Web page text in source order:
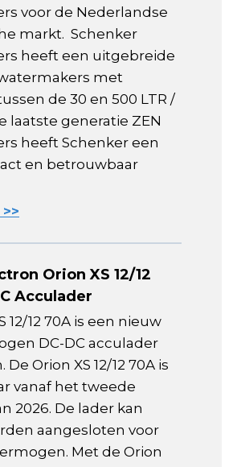
voor de Nederlandse
markt. Schenker
heeft een uitgebreide
met
de 30 en 500 LTR /
laatste generatie ZEN
heeft Schenker een
en betrouwbaar
Orion XS 12/12
Acculader
12/12 70A is een nieuw
DC-DC acculader
Orion XS 12/12 70A is
vanaf het tweede
2026. De lader kan
aangesloten voor
Met de Orion